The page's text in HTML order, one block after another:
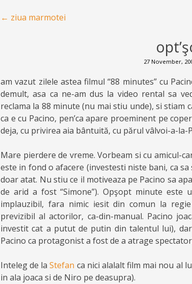
Post navigation
← ziua marmotei
27 November,
am vazut zilele astea filmul “88 minutes” cu
demult, asa ca ne-am dus la video rental sa
reclama la 88 minute (nu mai stiu unde), si stiam
ca e cu Pacino, pen’ca apare proeminent pe
deja, cu privirea aia bântuită, cu părul vâlvoi-a-la-
Mare pierdere de vreme. Vorbeam si cu amicul-
este in fond o afacere (investesti niste bani, ca
doar atat. Nu stiu ce il motiveaza pe Pacino sa
de arid a fost “Simone”). Opşopt minute
implauzibil, fara nimic iesit din comun la
previzibil al actorilor, ca-din-manual. Pacino
investit cat a putut de putin din talentul lui),
Pacino ca protagonist a fost de a atrage
Inteleg de laStefan ca nici alalalt film mai nou al
in ala joaca si de Niro pe deasupra).